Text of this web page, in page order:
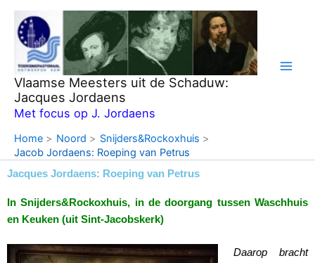
naar
inhoud
Vlaamse Meesters uit de Schaduw:
Jacques Jordaens
Met focus op J. Jordaens
Home Noord
Snijders&Rockoxhuis
Jacob Jordaens: Roeping van Petrus
Jacques Jordaens: Roeping van Petrus
In Snijders&Rockoxhuis, in de doorgang tussen Waschhuis
en Keuken (uit Sint-Jacobskerk)
Daarop bracht